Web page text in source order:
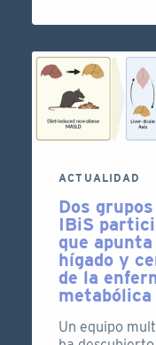
ACTUALIDAD
Dos
IBiS
que
hígado y
de la
metabólica
Un equipo